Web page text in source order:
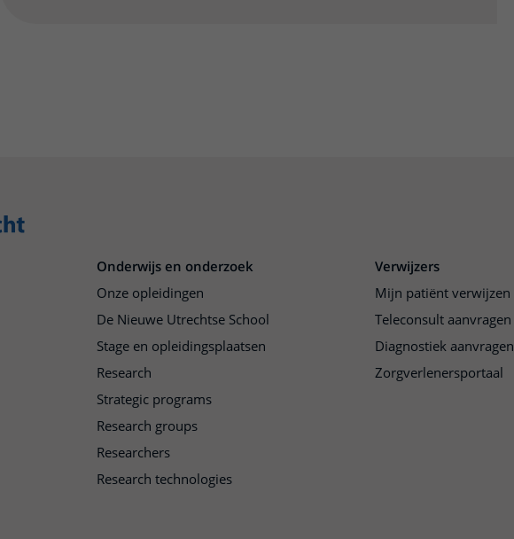
Onderwijs en onderzoek
Onze opleidingen
De Nieuwe Utrechtse School
Stage en opleidingsplaatsen
Research
Strategic programs
Research groups
Researchers
Research technologies
Verwijzers
Mijn patiënt verwijzen
Teleconsult aanvragen
Diagnostiek aanvragen
Zorgverlenersportaal